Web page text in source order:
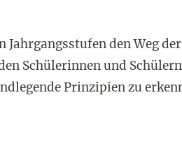
den Weg
Schülerinnen und
Prinzipien zu